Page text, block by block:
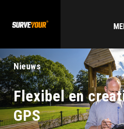
Nieuws
Flexibel en
GPS